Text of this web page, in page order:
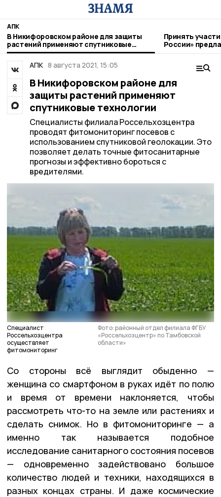
АПК
В Никифоровском районе для защиты
растений применяют спутниковые
технологии
Принять
России»
фермерам
АПК 8 августа 2021, 15:05
В Никифоровском районе для
защиты растений применяют
спутниковые технологии
Специалисты филиала Россельхозцентра
проводят фитомониторинг посевов с
использованием спутниковой геолокации. Это
позволяет делать точные фитосанитарные
прогнозы и эффективно бороться с
вредителями.
Специалист
Россельхозцентра
осуществляет
фитомониторинг
Фото: районный отдел филиала ФГБУ
«Россельхозцентр» по Тамбовской
области»
Со стороны всё выглядит обыденно —
женщина со смартфоном в руках идёт по полю
и время от времени наклоняется, чтобы
рассмотреть что-то на земле или растениях и
сделать снимок. Но в фитомониторинге — а
именно так называется подобное
исследование санитарного состояния посевов
— одновременно задействовано большое
количество людей и техники, находящихся в
разных концах страны. И даже космические